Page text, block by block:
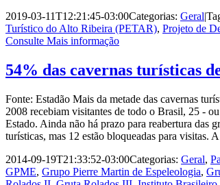
2019-03-11T12:21:45-03:00Categorias: Geral
Turístico do Alto Ribeira (PETAR), Projeto de
Consulte Mais informação
54% das cavernas turísticas
Fonte: Estadão Mais da metade das cavernas
2008 recebiam visitantes de todo o Brasil, 25 -
Estado. Ainda não há prazo para reabertura das
turísticas, mas 12 estão bloqueadas para visitas.
2014-09-19T21:33:52-03:00Categorias: Geral,
GPME, Grupo Pierre Martin de Espeleologia,